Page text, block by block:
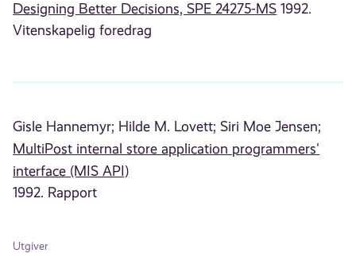
Designing Better Decisions, SPE 24275-MS 1992.
Vitenskapelig foredrag
Gisle Hannemyr; Hilde M. Lovett; Siri Moe Jensen;
MultiPost internal store application programmers'
interface (MIS API)
1992. Rapport
Utgiver